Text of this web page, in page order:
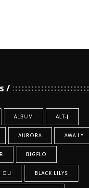
ALBUM ALT-J
AURORA AWA LY
BIGFLO
OLI BLACK LILYS